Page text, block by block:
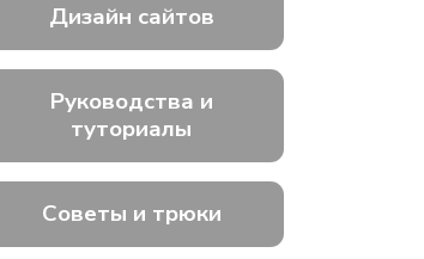
Дизайн сайтов
Руководства и
туториалы
Советы и трюки